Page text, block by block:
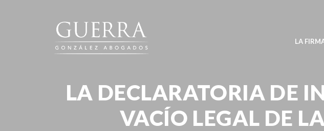
LA
LA DECLARATORIA DE
VACÍO LEGAL DE